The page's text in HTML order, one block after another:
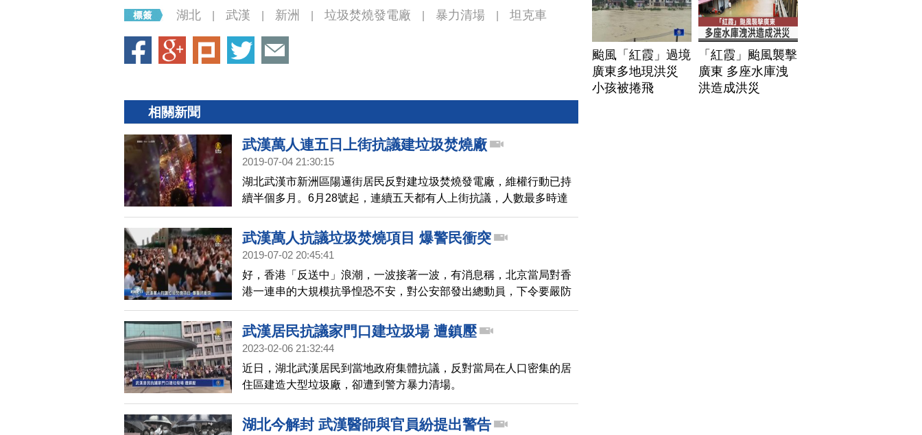
湖北 武漢 新洲 垃圾焚燒發電廠 暴力清場 坦克車
相關新聞
武漢萬人連五日上街抗議建垃圾焚燒廠
2019-07-04 21:30:15
湖北武漢市新洲區陽邏街居民反對建垃圾焚燒發電廠，維權行動已持
續半個多月。6月28號起，連續五天都有人上街抗議，人數最多時達
到萬人。當局出動大批警力暴力清場，並持續抓捕抗議的民眾。
武漢萬人抗議垃圾焚燒項目 爆警民衝突
2019-07-02 20:45:41
好，香港「反送中」浪潮，一波接著一波，有消息稱，北京當局對香
港一連串的大規模抗爭惶恐不安，對公安部發出總動員，下令要嚴防
香港局勢蔓延大陸。6月28號，湖北武漢市，上萬人進行遊行示威，
當地政府就派出上千警力鎮壓，也引發警民衝突。
武漢居民抗議家門口建垃圾場 遭鎮壓
2023-02-06 21:32:44
近日，湖北武漢居民到當地政府集體抗議，反對當局在人口密集的居
住區建造大型垃圾廠，卻遭到警方暴力清場。
湖北今解封 武漢醫師與官員紛提出警告
颱風「紅霞」過境
廣東多地現洪災
小孩被捲飛
「紅霞」颱風襲擊
廣東 多座水庫洩
洪造成洪災